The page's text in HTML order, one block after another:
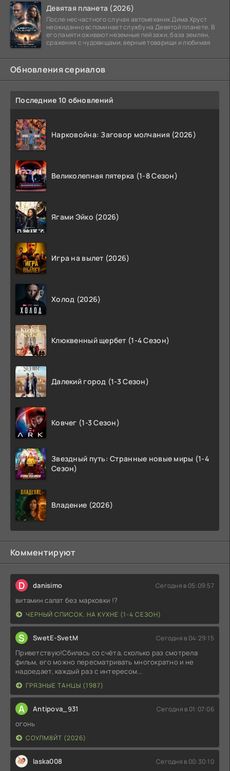
Девятая планета (2026)
После несчастного случая автомеханик Дима Хруст
неожиданно вспоминает службу на Девятой планете. В
его памяти оживают неземные пейзажи, база землян,
сражения с чудовищами, верные товарищи и любимая
Обновления сериалов
Последние 10 обновлений
Нарковойна: Заговор молчания (2026)
Великолепная пятерка (1-8 Сезон)
Ягами Эйко (2026)
Игра на вылет (2026)
Холод (2026)
Клюквенный щербет (1-4 Сезон)
Далекий город (1-3 Сезон)
Ковчег (1-3 Сезон)
Звездный путь: Странные новые миры (1-4
Сезон)
Владение (2026)
Комментируют
D danisimo Сегодня в 05:09:57
витамин салат без марковки !?
ЧЕРНЫЙ СПИСОК. НА КУХНЕ (1-4 СЕЗОН)
S SwetE-SvetM Сегодня в 04:29:15
Приветствую!Сбилась со счёта, сколько раз смотрела
фильм, его можно пересматривать многократно и не
надоедает, каждый раз с интересом...
ГРЯЗНЫЕ ТАНЦЫ (1987)
A Antipova_931 Сегодня в 01:07:06
огонь
СОУЛМ8ЙТ (2026)
laska008 Сегодня в 00:30:10